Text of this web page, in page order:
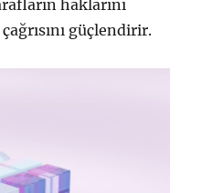
haklarını
güçlendirir.